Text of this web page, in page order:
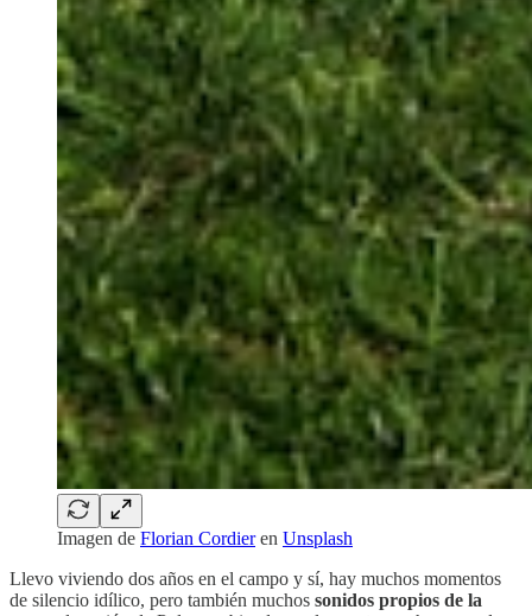
Imagen de Florian Cordieren Unsplash
Llevo viviendo dos años en el campo y sí, hay muchos momentos
de silencio idílico, pero también muchos sonidos propios de la